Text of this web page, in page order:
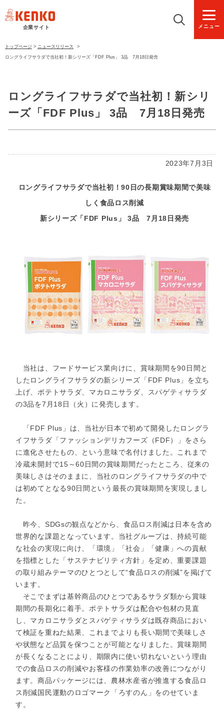
企業サイト メニュー
トップページ > ニュースリリース >
ロングライフサラダで当社初！新シリーズ「FDF Plus」 3品 7月18日発売
ロングライフサラダで当社初！新シリ
ーズ「FDF Plus」 3品 7月18日発売
2023年7月3日
ロングライフサラダで当社初！90日の長期賞味期間で美味
しく食品ロス削減
新シリーズ「FDF Plus」 3品 7月18日発売
当社は、フードサービス業向けに、賞味期間を90日間と
したロングライフサラダの新シリーズ「FDF Plus」を立ち
上げ、ポテトサラダ、マカロニサラダ、スパゲティサラダ
の3品を7月18日（火）に発売します。
「FDF Plus」は、当社が日本で初めて開発したロングラ
イフサラダ「ファッションデリカフーズ（FDF）」をさら
に進化させたもの、という意味で名付けました。これまで
冷蔵未開封で15～60日間の賞味期間だったところ、従来の
美味しさはそのままに、当社のロングライフサラダの中で
は初めてとなる90日間という最長の賞味期間を実現しまし
た。
昨今、SDGsの観点などから、食品ロス削減は日本を含め
世界的な課題となっています。当社グループは、持続可能
な社会の実現に向け、「環境」「社会」「健康」への貢献
を指標とした「サステナビリティ方針」を定め、重要課題
の取り組みテーマのひとつとして“食品ロスの削減”を掲げて
います。
そこでまずは基幹商品のひとつであるサラダ類から賞味
期間の長期化に着手。ポテトサラダは配合や包材の見直
し、マカロニサラダとスパゲティサラダは既存商品におい
て検証を重ねた結果、これまでよりも長い期間で美味しさ
や状態など品質を保つことが可能となりました。賞味期間
が長くなることにより、期限内に使い切れないという理由
での食品ロスの削減やお客様の作業効率の改善につながり
ます。商品パッケージには、農林水産省が推進する食品ロ
ス削減国民運動のロゴマーク「ろすのん」をのせていま
す。